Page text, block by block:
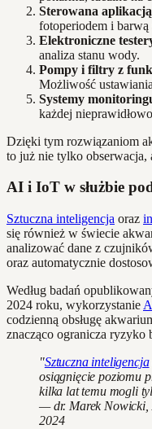
Sterowana
fotoperiodem i barwą
Elektroniczne
analiza stanu wody.
Pompy i filtry z
Możliwość
Systemy
każdej
Dzięki tym rozwiązaniom
to już nie tylko obserwacja,
AI i IoT w służbie
Sztuczna inteligencja oraz
się również w świecie
analizować dane z
oraz automatycznie
Według badań
2024 roku, wykorzystanie
codzienną obsługę
znacząco ogranicza ryzyko
"Sztuczna inteligencja
osiągnięcie poziomu
kilka lat temu mogli
— dr. Marek Nowicki,
2024